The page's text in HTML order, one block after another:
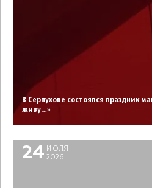
В Серпухове состоялся праздник
живу…»
24 ИЮЛЯ
2026